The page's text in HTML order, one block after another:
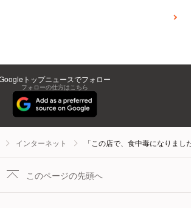
トップニュースでフォロー
フォローの仕方はこちら
インターネット 「この店で、食中毒になりま
このページの先頭へ